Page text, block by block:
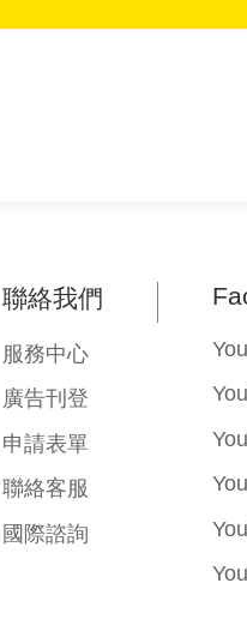
聯絡我們
服務中心
廣告刊登
申請表單
聯絡客服
國際諮詢